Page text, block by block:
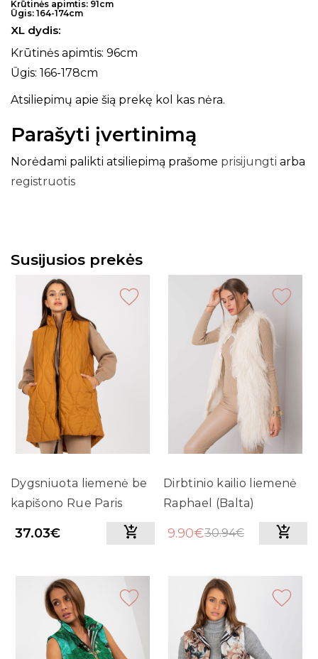
Krūtinės apimtis: 91cm
Ūgis: 164-174cm
XL dydis:
Krūtinės apimtis: 96cm
Ūgis: 166-178cm
Atsiliepimų apie šią prekę kol kas nėra.
Parašyti įvertinimą
Norėdami palikti atsiliepimą prašome prisijungti arba
registruotis
Susijusios prekės
Dygsniuota liemenė be
kapišono Rue Paris
(Garstyčių spalvos)
37.03€
Dirbtinio kailio liemenė
Raphael (Balta)
9.90€30.94€